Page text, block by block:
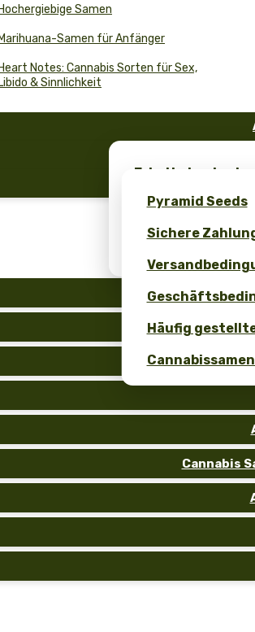
Hochergiebige Samen
Marihuana-Samen für Anfänger
Heart Notes: Cannabis Sorten für Sex,
Libido & Sinnlichkeit
Erhalte
Seeds!
Erhalten Sie 10
Pyramid Seeds
Sichere
Häufig
Cannabis